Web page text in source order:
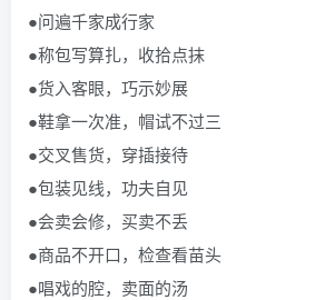
●问遍千家成行家
●称包写算扎，收拾点抹
●货入客眼，巧示妙展
●鞋拿一次准，帽试不过三
●交叉售货，穿插接待
●包装见线，功夫自见
●会卖会修，买卖不丢
●商品不开口，检查看苗头
●唱戏的腔，卖面的汤